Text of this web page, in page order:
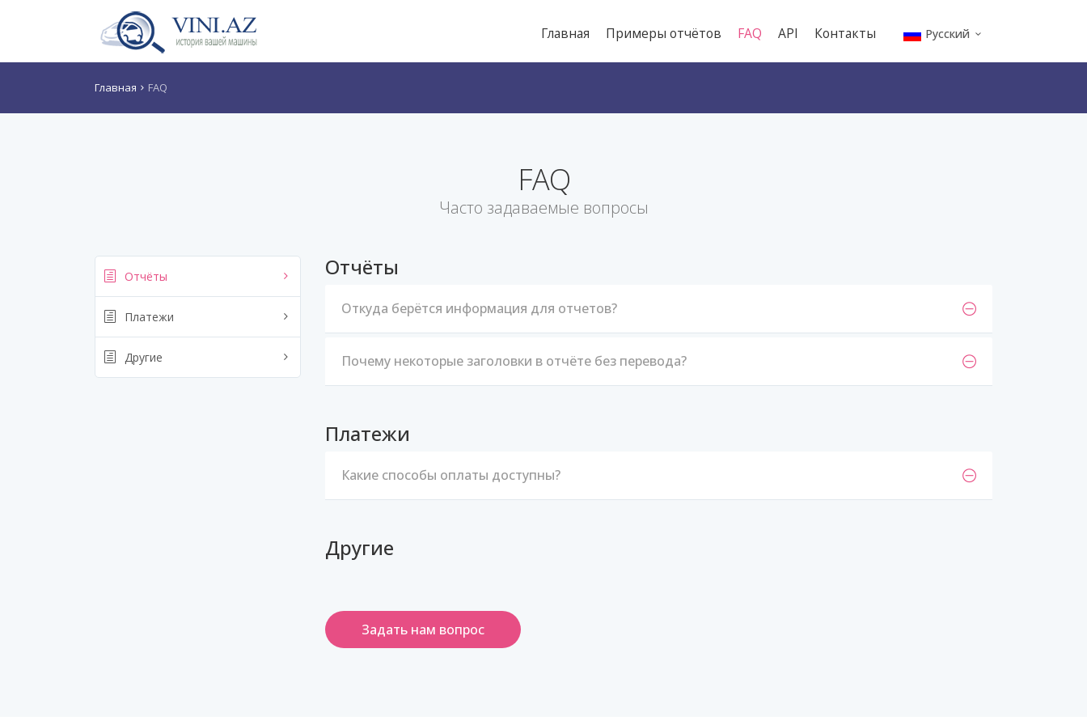
Главная Примеры отчётов FAQ API Контакты Русский
Главная FAQ
FAQ
Часто задаваемые вопросы
Отчёты
Платежи
Другие
Отчёты
Откуда берётся информация для отчетов?
Почему некоторые заголовки в отчёте без перевода?
Платежи
Какие способы оплаты доступны?
Другие
Задать нам вопрос